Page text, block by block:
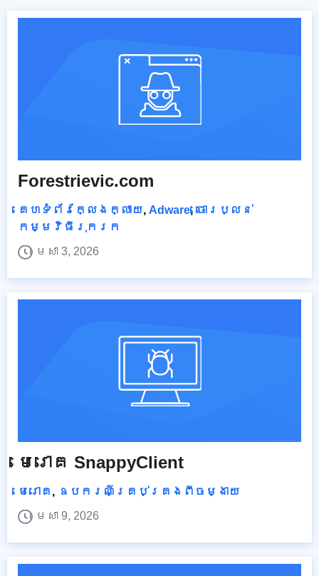
Forestrievic.com
គេហទំព័រក្លែងក្លាយ, Adware, ចោរប្លន់
កម្មវិធីរុករក
មេសា 3, 2026
មេរោគ SnappyClient
មេរោគ , ឧបករណ៍គ្រប់គ្រងពីចម្ងាយ
មេសា 9, 2026